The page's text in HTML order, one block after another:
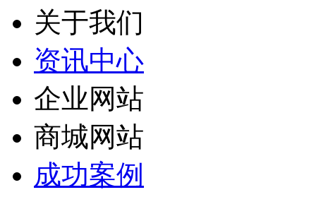
关于我们
资讯中心
企业网站
商城网站
成功案例